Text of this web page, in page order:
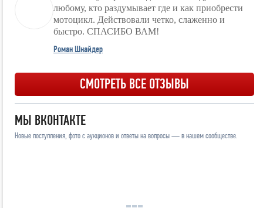
любому, кто раздумывает где и как приобрести
мотоцикл. Действовали четко, слаженно и
быстро. СПАСИБО ВАМ!
Роман Шнайдер
СМОТРЕТЬ ВСЕ ОТЗЫВЫ
МЫ ВКОНТАКТЕ
Новые поступления, фото с аукционов и ответы на вопросы — в нашем сообществе.